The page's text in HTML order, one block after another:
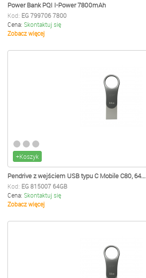
Power Bank PQI I-Power 7800mAh
Kod: EG 799706 7800
Cena: Skontaktuj się
Zobacz więcej
+Koszyk
Pendrive z wejściem USB typu C Mobile C80, 64...
Kod: EG 815007 64GB
Cena: Skontaktuj się
Zobacz więcej